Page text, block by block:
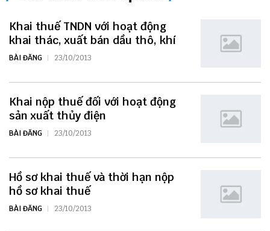
Khai thuế TNDN với hoạt động
khai thác, xuất bán dầu thô, khí
BÀI ĐĂNG 23/10/2013
Khai nộp thuế đối với hoạt động
sản xuất thủy điện
BÀI ĐĂNG 23/10/2013
Hồ sơ khai thuế và thời hạn nộp
hồ sơ khai thuế
BÀI ĐĂNG 23/10/2013